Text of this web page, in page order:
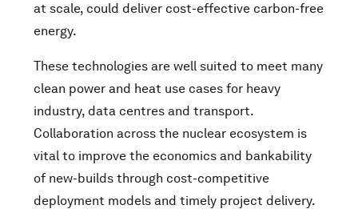
at scale, could deliver cost-effective carbon-free
energy.
These technologies are well suited to meet many
clean power and heat use cases for heavy
industry, data centres and transport.
Collaboration across the nuclear ecosystem is
vital to improve the economics and bankability
of new-builds through cost-competitive
deployment models and timely project delivery.